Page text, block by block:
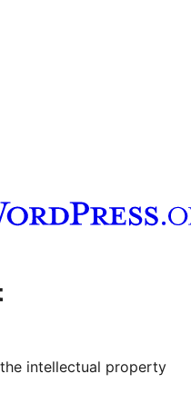
channel
our Tumblr account
intellectual property